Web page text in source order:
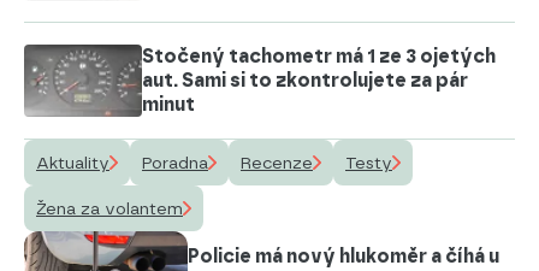
Stočený tachometr má 1 ze 3 ojetých
aut. Sami si to zkontrolujete za pár
minut
Aktuality Poradna Recenze Testy
Žena za volantem
Policie má nový hlukoměr a číhá u